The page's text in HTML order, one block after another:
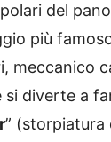
del
più
meccanico
diverte a
” (storpiatura